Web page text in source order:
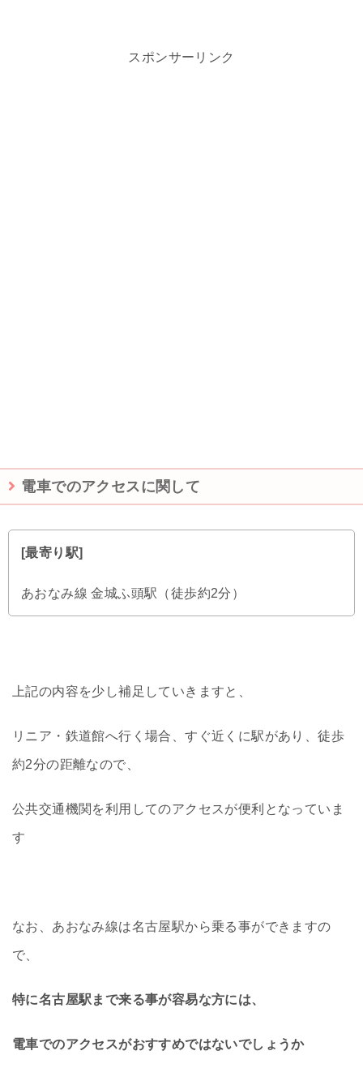
スポンサーリンク
電車でのアクセスに関して
[最寄り駅]
あおなみ線 金城ふ頭駅（徒歩約2分）
上記の内容を少し補足していきますと、
リニア・鉄道館へ行く場合、すぐ近くに駅があり、徒歩
約2分の距離なので、
公共交通機関を利用してのアクセスが便利となっていま
す
なお、あおなみ線は名古屋駅から乗る事ができますの
で、
特に名古屋駅まで来る事が容易な方には、
電車でのアクセスがおすすめではないでしょうか